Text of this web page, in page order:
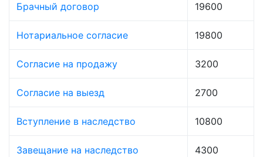
Брачный договор 19600
Нотариальное согласие 19800
Согласие на продажу 3200
Согласие на выезд 2700
Вступление в наследство 10800
Завещание на наследство 4300